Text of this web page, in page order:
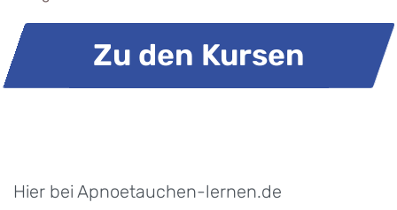
Zu den Kursen
Hier bei Apnoetauchen-lernen.de